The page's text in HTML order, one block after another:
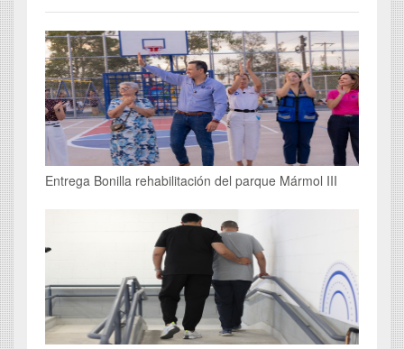
Entrega Bonilla rehabilitación del parque Mármol III